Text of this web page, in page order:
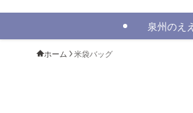
泉州のえ
ホーム 米袋バッグ